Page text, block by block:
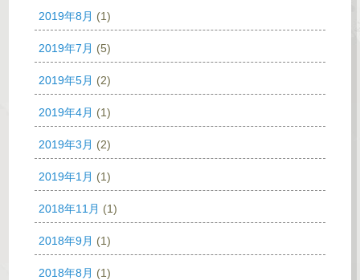
2019年8月 (1)
2019年7月 (5)
2019年5月 (2)
2019年4月 (1)
2019年3月 (2)
2019年1月 (1)
2018年11月 (1)
2018年9月 (1)
2018年8月 (1)